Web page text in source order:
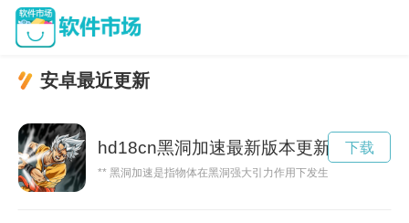
安卓最近更新
hd18cn黑洞加速最新版本更新内容
** 黑洞加速是指物体在黑洞强大引力作用下发生快速运动、坠
下载